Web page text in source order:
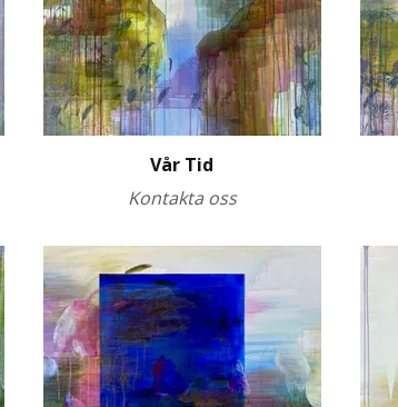
Vår Tid
Kontakta oss